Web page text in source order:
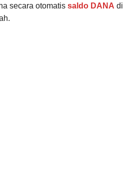
secara otomatis saldo DANA di